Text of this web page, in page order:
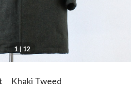
1 | 12
Khaki Tweed